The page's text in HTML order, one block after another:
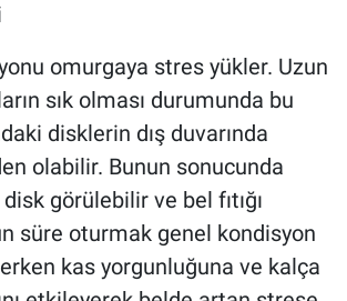
omurgaya stres yükler. Uzun
sık olması durumunda bu
disklerin dış duvarında
olabilir. Bunun sonucunda
disk görülebilir ve bel fıtığı
süre oturmak genel kondisyon
kas yorgunluğuna ve kalça